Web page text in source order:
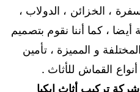
، الخزائن ، الدولاب ،
أيضا ، كما أننا نقوم بتصميم
المختلفة و المميزة ، تأمين
القماش للأثاث .
تركيب أثاث ايكيا